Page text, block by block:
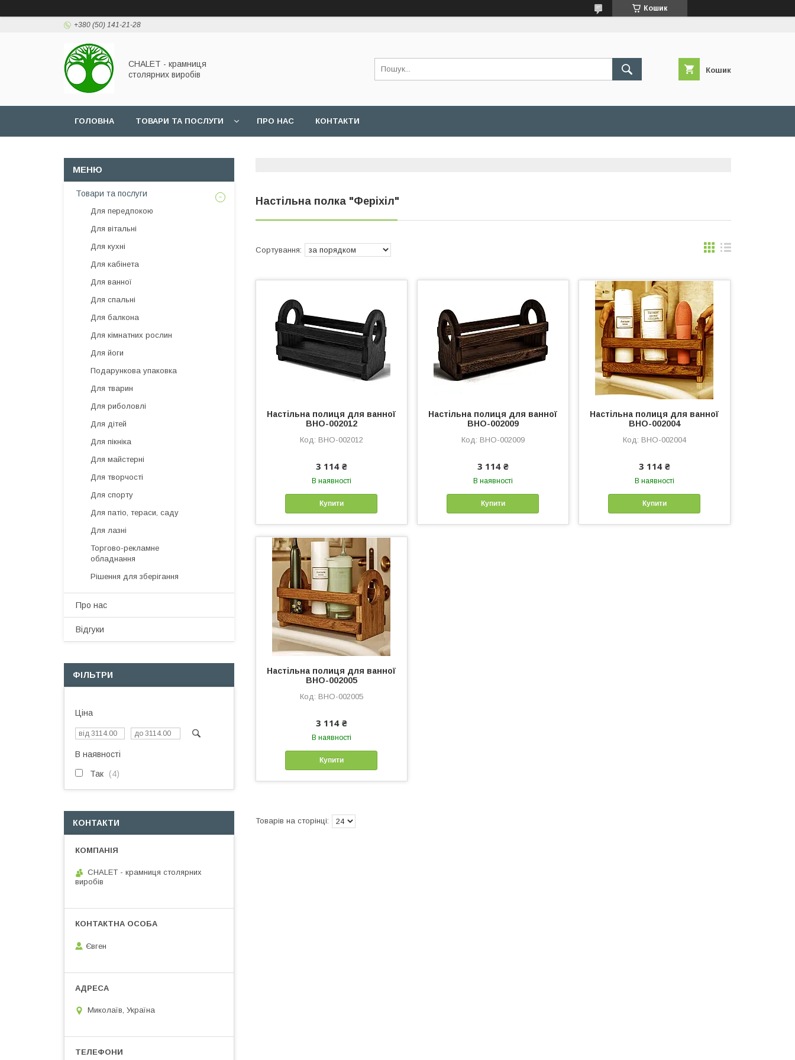
Кошик
+380 (50) 141-21-28
CHALET - крамниця
столярних виробів
Кошик
ГОЛОВНА ТОВАРИ ТА ПОСЛУГИ ПРО НАС КОНТАКТИ
Настільна полка "Феріхіл"
Настільна полиця для ванної
ВНО-002012
ВНО-002012
3 114 ₴
В наявності
Купити
Настільна полиця для ванної
ВНО-002009
ВНО-002009
3 114 ₴
В наявності
Купити
Настільна полиця для ванної
ВНО-002004
ВНО-002004
3 114 ₴
В наявності
Купити
Настільна полиця для ванної
ВНО-002005
ВНО-002005
3 114 ₴
В наявності
Купити
Товари та послуги
Для передпокою
Для вітальні
Для кухні
Для кабінета
Для ванної
Для спальні
Для балкона
Для кімнатних рослин
Для йоги
Подарункова упаковка
Для тварин
Для риболовлі
Для дітей
Для пікніка
Для майстерні
Для творчості
Для спорту
Для патіо, тераси, саду
Для лазні
Торгово-рекламне
обладнання
Рішення для зберігання
Про нас
Відгуки
ФІЛЬТРИ
Ціна
В наявності
Так 4
КОНТАКТИ
CHALET - крамниця столярних
виробів
Євген
Миколаїв, Україна